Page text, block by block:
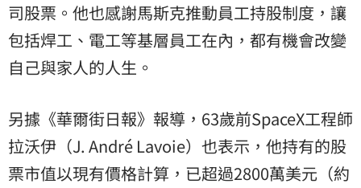
司股票。他也感謝馬斯克推動員工持股制度，讓
包括焊工、電工等基層員工在內，都有機會改變
自己與家人的人生。
另據《華爾街日報》報導，63歲前SpaceX工程師
拉沃伊（J. André Lavoie）也表示，他持有的股
票市值以現有價格計算，已超過2800萬美元（約